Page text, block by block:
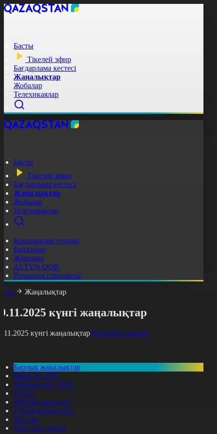
Басты
Тікелей эфир
Бағдарлама кестесі
Жаңалықтар
Жобалар
Телехикаялар
Басты
Тікелей эфир
Бағдарлама кестесі
Жаңалықтар
Жобалар
Телехикаялар
Корпорация туралы
Байланыс
Жарнама
ALTYN QOR
Редакция стандарты
Жаңалықтар
күнгі жаңалықтар
күнгі жаңалықтар Фильтрді тазалау
Барлық жаңалықтар
#Жолдау 2025
#Құрылтай - 2026
#Апта
#Ресми оқиғалар
#«Таза Қазақстан»
#Қоғам
#Заң мен тәртіп